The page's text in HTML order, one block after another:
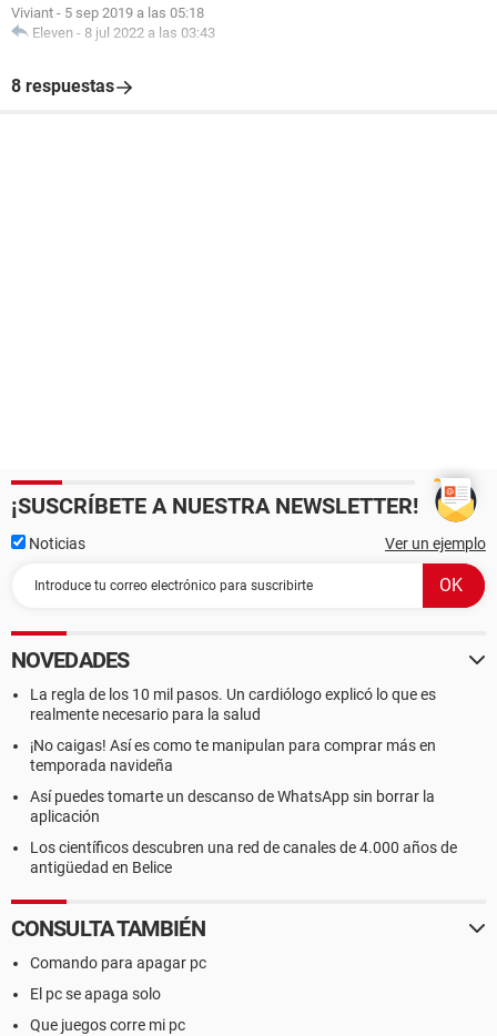
Viviant - 5 sep 2019 a las 05:18
Eleven - 8 jul 2022 a las 03:43
8 respuestas
¡SUSCRÍBETE A NUESTRA NEWSLETTER!
Noticias Ver un ejemplo
NOVEDADES
La regla de los 10 mil pasos. Un cardiólogo explicó lo que es
realmente necesario para la salud
¡No caigas! Así es como te manipulan para comprar más en
temporada navideña
Así puedes tomarte un descanso de WhatsApp sin borrar la
aplicación
Los científicos descubren una red de canales de 4.000 años de
antigüedad en Belice
CONSULTA TAMBIÉN
Comando para apagar pc
El pc se apaga solo
Que juegos corre mi pc